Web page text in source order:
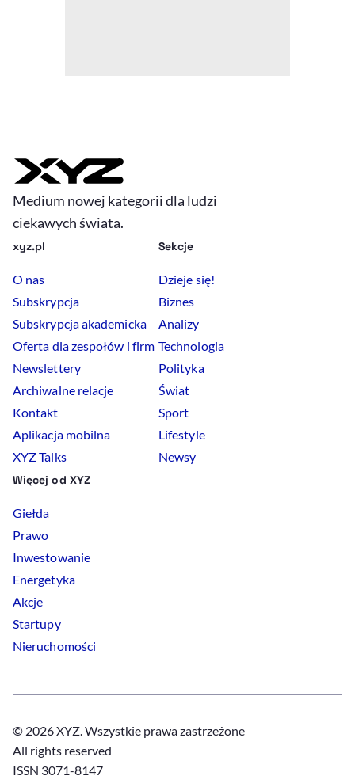
Medium nowej kategorii dla ludzi
ciekawych świata.
xyz.pl
O nas
Subskrypcja
Subskrypcja akademicka
Oferta dla zespołów i firm
Newslettery
Archiwalne relacje
Kontakt
Aplikacja mobilna
XYZ Talks
Sekcje
Dzieje się!
Biznes
Analizy
Technologia
Polityka
Świat
Sport
Lifestyle
Newsy
Więcej od XYZ
Giełda
Prawo
Inwestowanie
Energetyka
Akcje
Startupy
Nieruchomości
© 2026 XYZ. Wszystkie prawa zastrzeżone
All rights reserved
ISSN 3071-8147